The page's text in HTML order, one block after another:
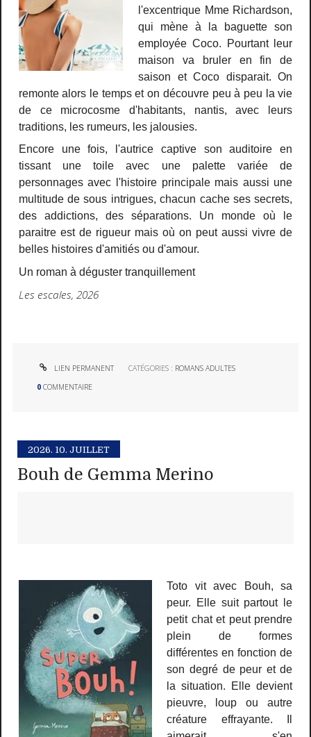
l'excentrique Mme Richardson,
qui mène à la baguette son
employée Coco. Pourtant leur
maison va bruler en fin de
saison et Coco disparait. On
remonte alors le temps et on découvre peu à peu la vie
de ce microcosme d'habitants, nantis, avec leurs
traditions, les rumeurs, les jalousies.
Encore une fois, l'autrice captive son auditoire en
tissant une toile avec une palette variée de
personnages avec l'histoire principale mais aussi une
multitude de sous intrigues, chacun cache ses secrets,
des addictions, des séparations. Un monde où le
paraitre est de rigueur mais où on peut aussi vivre de
belles histoires d'amitiés ou d'amour.
Un roman à déguster tranquillement
Les escales, 2026
LIEN PERMANENT CATÉGORIES : ROMANS ADULTES
0 COMMENTAIRE
2026. 10. JUILLET
Bouh de Gemma Merino
Toto vit avec Bouh, sa
peur. Elle suit partout le
petit chat et peut prendre
plein de formes
différentes en fonction de
son degré de peur et de
la situation. Elle devient
pieuvre, loup ou autre
créature effrayante. Il